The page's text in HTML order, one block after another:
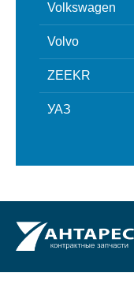
Volkswagen
Volvo
ZEEKR
УАЗ